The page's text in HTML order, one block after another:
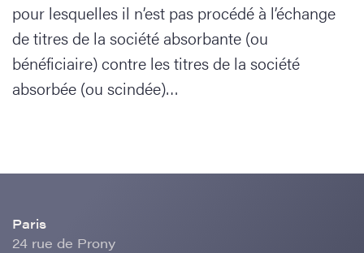
pour lesquelles il n’est pas procédé à l’échange
de titres de la société absorbante (ou
bénéficiaire) contre les titres de la société
absorbée (ou scindée)…
Paris
24 rue de Prony